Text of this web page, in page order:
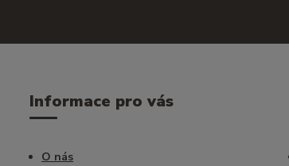
Informace pro vás
O nás